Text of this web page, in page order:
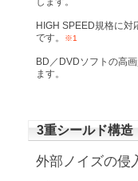
HIGH SPEED規格に
です。
※1
BD／DVDソフトの高
ます。
3重シールド構造
外部ノイズの侵